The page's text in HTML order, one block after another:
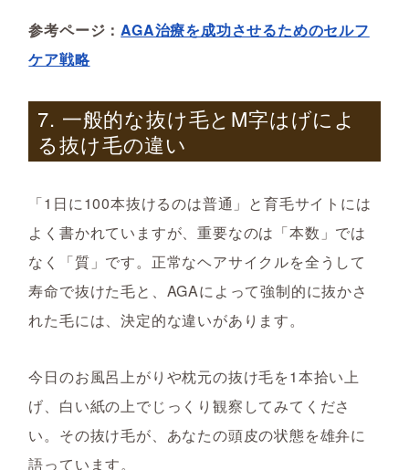
参考ページ：AGA治療を成功させるためのセルフ
ケア戦略
7. 一般的な抜け毛とM字はげによ
る抜け毛の違い
「1日に100本抜けるのは普通」と育毛サイトには
よく書かれていますが、重要なのは「本数」では
なく「質」です。正常なヘアサイクルを全うして
寿命で抜けた毛と、AGAによって強制的に抜かさ
れた毛には、決定的な違いがあります。
今日のお風呂上がりや枕元の抜け毛を1本拾い上
げ、白い紙の上でじっくり観察してみてくださ
い。その抜け毛が、あなたの頭皮の状態を雄弁に
語っています。